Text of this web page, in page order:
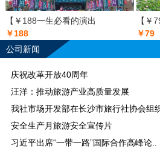
【￥188一生必看的演出
￥188
【￥
￥79
公司新闻
庆祝改革开放40周年
汪洋：推动旅游产业高质量发展
我社市场开发部在长沙市旅行社协会组
安全生产月旅游安全宣传片
习近平出席“一带一路”国际合作高峰论..